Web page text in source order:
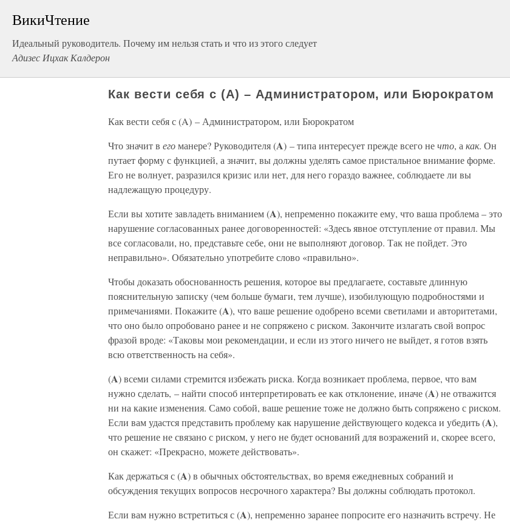
ВикиЧтение
Идеальный руководитель. Почему им нельзя стать и что из этого следует
Адизес Ицхак Калдерон
Как вести себя с (A) – Администратором, или Бюрократом
Как вести себя с (A) – Администратором, или Бюрократом
Что значит в егоманере? Руководителя (A) – типа интересует прежде всего нечто, а как. Он
путает форму с функцией, а значит, вы должны уделять самое пристальное внимание форме.
Его не волнует, разразился кризис или нет, для него гораздо важнее, соблюдаете ли вы
надлежащую процедуру.
Если вы хотите завладеть вниманием (A), непременно покажите ему, что ваша проблема – это
нарушение согласованных ранее договоренностей: «Здесь явное отступление от правил. Мы
все согласовали, но, представьте себе, они не выполняют договор. Так не пойдет. Это
неправильно». Обязательно употребите слово «правильно».
Чтобы доказать обоснованность решения, которое вы предлагаете, составьте длинную
пояснительную записку (чем больше бумаги, тем лучше), изобилующую подробностями и
примечаниями. Покажите (A), что ваше решение одобрено всеми светилами и авторитетами,
что оно было опробовано ранее и не сопряжено с риском. Закончите излагать свой вопрос
фразой вроде: «Таковы мои рекомендации, и если из этого ничего не выйдет, я готов взять
всю ответственность на себя».
(A) всеми силами стремится избежать риска. Когда возникает проблема, первое, что вам
нужно сделать, – найти способ интерпретировать ее как отклонение, иначе (A) не отважится
ни на какие изменения. Само собой, ваше решение тоже не должно быть сопряжено с риском.
Если вам удастся представить проблему как нарушение действующего кодекса и убедить (A),
что решение не связано с риском, у него не будет оснований для возражений и, скорее всего,
он скажет: «Прекрасно, можете действовать».
Как держаться с (A) в обычных обстоятельствах, во время ежедневных собраний и
обсуждения текущих вопросов несрочного характера? Вы должны соблюдать протокол.
Если вам нужно встретиться с (A), непременно заранее попросите его назначить встречу. Не